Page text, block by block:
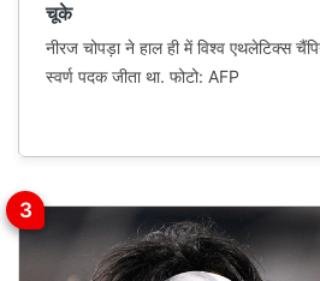
चूके
नीरज चोपड़ा ने हाल ही में विश्व एथलेटिक्स
स्वर्ण पदक जीता था. फोटो: AFP